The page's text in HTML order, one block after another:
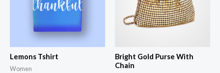
Lemons Tshirt
Women
Bright Gold Purse With
Chain